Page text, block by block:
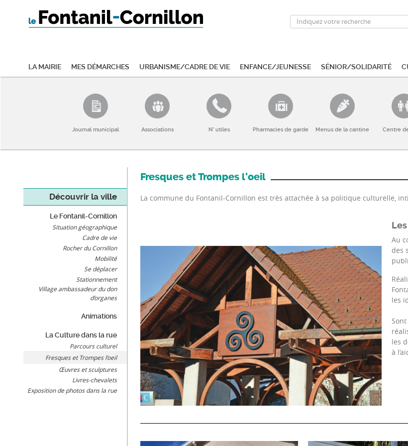
La mairie Mes démarches Urbanisme/Cadre de vie Enfance/Jeunesse Sénior/Solidarité
Journal municipal Associations N° utiles Pharmacies de garde Menus de la cantine Centre
Découvrir la ville
Le Fontanil-Cornillon
Situation géographique
Cadre de vie
Rocher du Cornillon
Mobilité
Se déplacer
Stationnement
Village ambassadeur du don
d’organes
Animations
La Culture dans la rue
Parcours culturel
Fresques et Trompes l’oeil
Œuvres et sculptures
Livres-chevalets
Exposition de photos dans la rue
Fresques et Trompes l'oeil
La commune du Fontanil-Cornillon est très attachée à sa politique culturelle,
Au
des
les
les
à